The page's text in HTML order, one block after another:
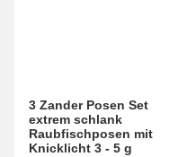
3 Zander Posen Set
extrem schlank
Raubfischposen mit
Knicklicht 3 - 5 g